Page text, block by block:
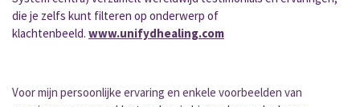
die je zelfs kunt filteren op onderwerp of
klachtenbeeld. www.unifydhealing.com
Voor mijn persoonlijke ervaring en enkele voorbeelden van